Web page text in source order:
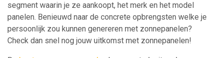
segment waarin je ze aankoopt, het merk en het model
panelen. Benieuwd naar de concrete opbrengsten welke je
persoonlijk zou kunnen genereren met zonnepanelen?
Check dan snel nog jouw uitkomst met zonnepanelen!